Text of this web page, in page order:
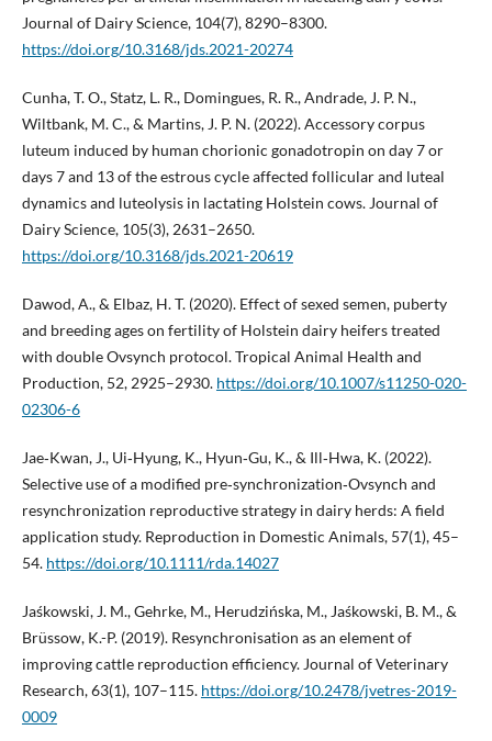
Journal of Dairy Science, 104(7), 8290–8300.
https://doi.org/10.3168/jds.2021-20274
Cunha, T. O., Statz, L. R., Domingues, R. R., Andrade, J. P. N.,
Wiltbank, M. C., & Martins, J. P. N. (2022). Accessory corpus
luteum induced by human chorionic gonadotropin on day 7 or
days 7 and 13 of the estrous cycle affected follicular and luteal
dynamics and luteolysis in lactating Holstein cows. Journal of
Dairy Science, 105(3), 2631–2650.
https://doi.org/10.3168/jds.2021-20619
Dawod, A., & Elbaz, H. T. (2020). Effect of sexed semen, puberty
and breeding ages on fertility of Holstein dairy heifers treated
with double Ovsynch protocol. Tropical Animal Health and
Production, 52, 2925–2930. https://doi.org/10.1007/s11250-020-
02306-6
Jae‐Kwan, J., Ui‐Hyung, K., Hyun‐Gu, K., & Ill‐Hwa, K. (2022).
Selective use of a modified pre‐synchronization‐Ovsynch and
resynchronization reproductive strategy in dairy herds: A field
application study. Reproduction in Domestic Animals, 57(1), 45–
54. https://doi.org/10.1111/rda.14027
Jaśkowski, J. M., Gehrke, M., Herudzińska, M., Jaśkowski, B. M., &
Brüssow, K.-P. (2019). Resynchronisation as an element of
improving cattle reproduction efficiency. Journal of Veterinary
Research, 63(1), 107–115. https://doi.org/10.2478/jvetres-2019-
0009